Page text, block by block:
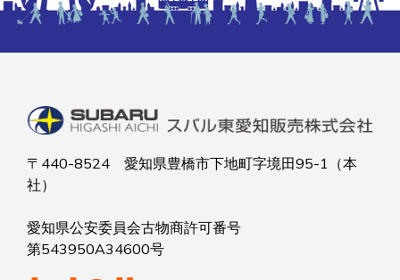
〒440-8524 愛知県豊橋市下地町字境田95-1（本
社）
愛知県公安委員会古物商許可番号
第543950A34600号